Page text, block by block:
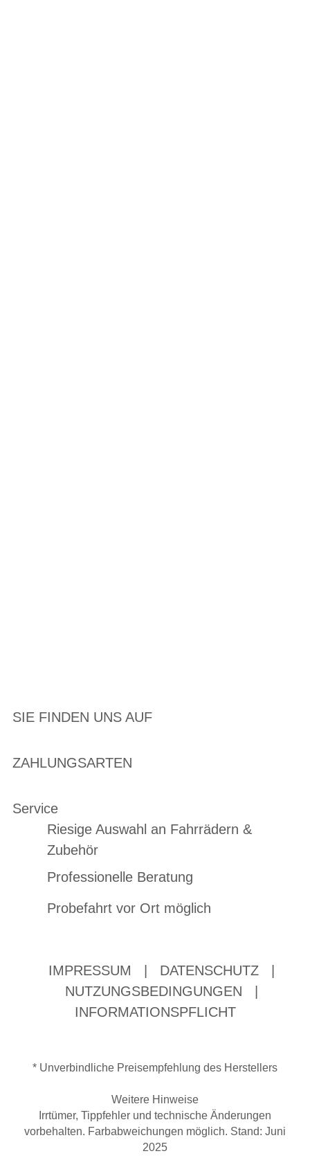
SIE FINDEN UNS AUF
ZAHLUNGSARTEN
Service
Riesige Auswahl an Fahrrädern &
Zubehör
Professionelle Beratung
Probefahrt vor Ort möglich
IMPRESSUM DATENSCHUTZ
NUTZUNGSBEDINGUNGEN
INFORMATIONSPFLICHT
* Unverbindliche Preisempfehlung des Herstellers
Weitere Hinweise
Irrtümer, Tippfehler und technische Änderungen
vorbehalten. Farbabweichungen möglich. Stand: Juni
2025